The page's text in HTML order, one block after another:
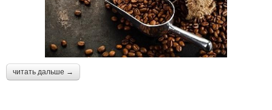
читать дальше →